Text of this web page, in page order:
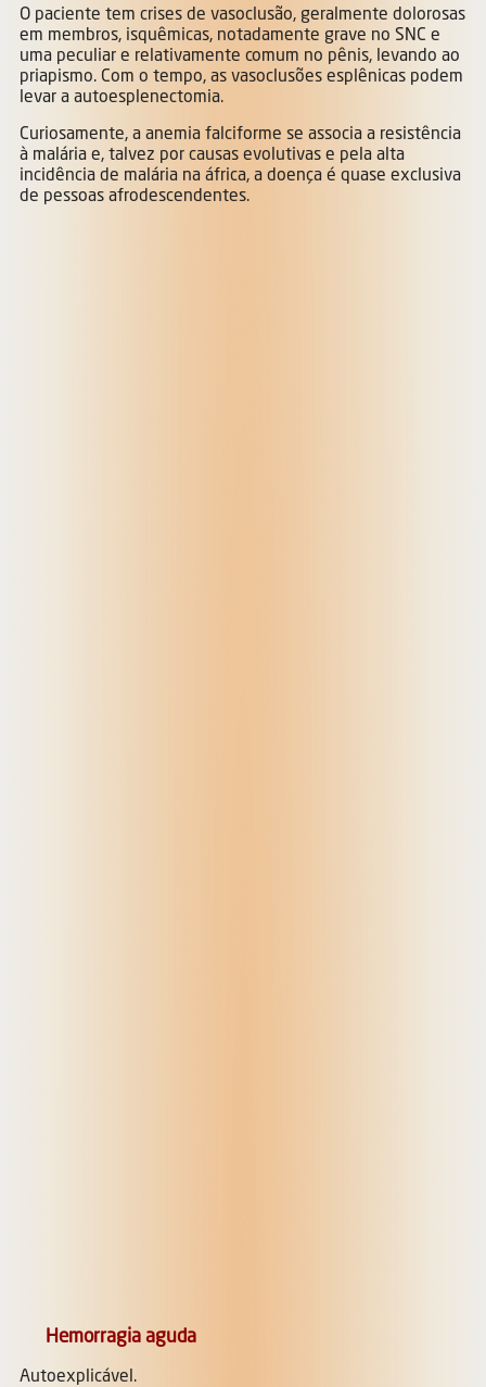
O paciente tem crises de vasoclusão, geralmente dolorosas
em membros, isquêmicas, notadamente grave no SNC e
uma peculiar e relativamente comum no pênis, levando ao
priapismo. Com o tempo, as vasoclusões esplênicas podem
levar a autoesplenectomia.
Curiosamente, a anemia falciforme se associa a resistência
à malária e, talvez por causas evolutivas e pela alta
incidência de malária na áfrica, a doença é quase exclusiva
de pessoas afrodescendentes.
Hemorragia aguda
Autoexplicável.